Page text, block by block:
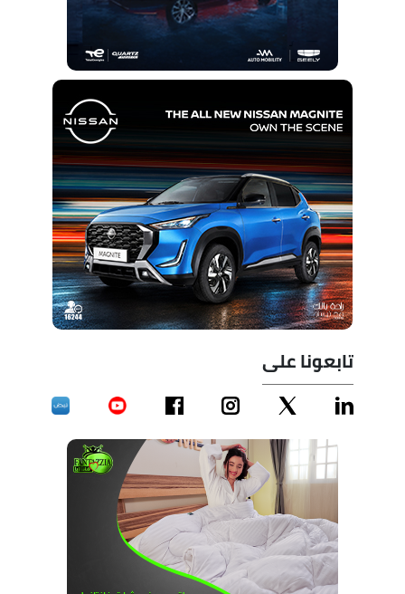
تابعونا على